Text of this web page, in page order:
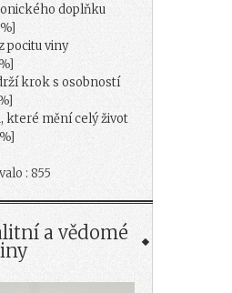
doplňku
pocitu viny
krok s osobností
které mění celý život
: 855
a vědomé